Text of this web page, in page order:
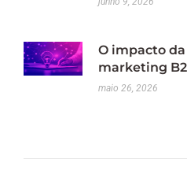
O impacto
marketing
maio 26, 2026